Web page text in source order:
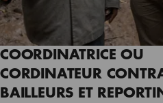
COORDINATRICE OU
CORDINATEUR
BAILLEURS ET